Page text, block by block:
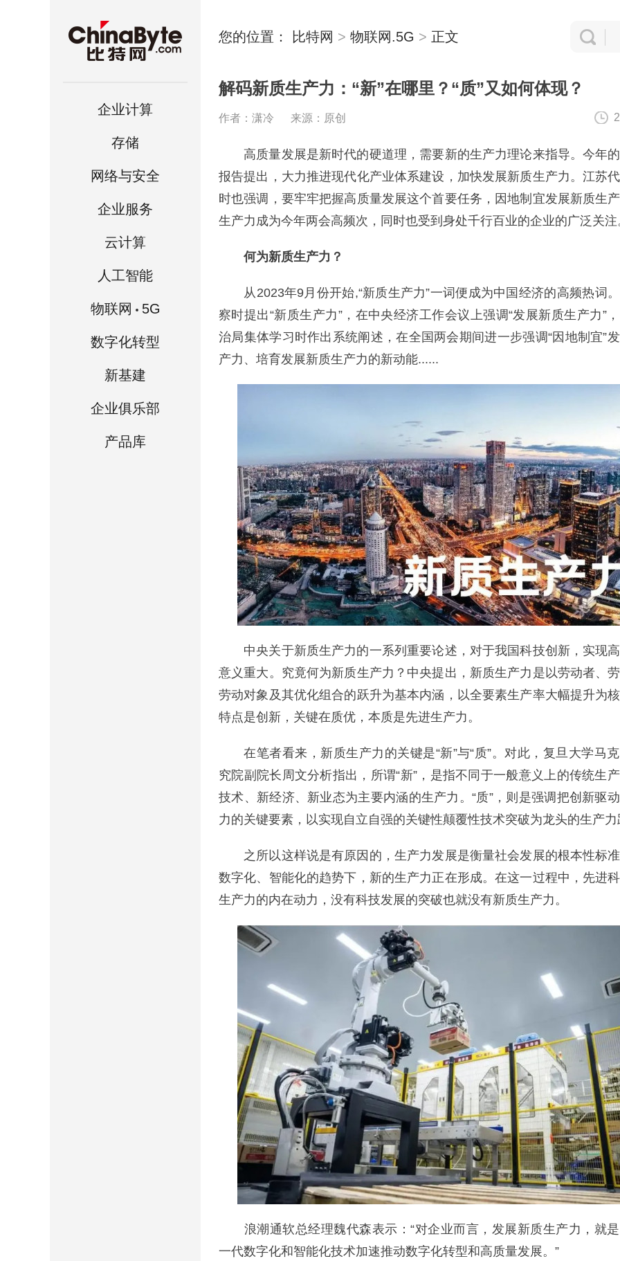
企业计算
存储
网络与安全
企业服务
云计算
人工智能
物联网 5G
数字化转型
新基建
企业俱乐部
产品库
您的位置： 比特网 > 物联网.5G > 正文
解码新质生产力：“新”在哪里？“质”又如何体现？
作者：潇冷 来源：原创
高质量发展是新时代的硬道理，需要新的生产力理论来指导。今年
报告提出，大力推进现代化产业体系建设，加快发展新质生产力。江苏
时也强调，要牢牢把握高质量发展这个首要任务，因地制宜发展新质生
生产力成为今年两会高频次，同时也受到身处千行百业的企业的广泛关注
何为新质生产力？
从2023年9月份开始,“新质生产力”一词便成为中国经济的高频热词
察时提出“新质生产力”，在中央经济工作会议上强调“发展新质生产力”
治局集体学习时作出系统阐述，在全国两会期间进一步强调“因地制宜”
产力、培育发展新质生产力的新动能......
中央关于新质生产力的一系列重要论述，对于我国科技创新，实现
意义重大。究竟何为新质生产力？中央提出，新质生产力是以劳动者、
劳动对象及其优化组合的跃升为基本内涵，以全要素生产率大幅提升为
特点是创新，关键在质优，本质是先进生产力。
在笔者看来，新质生产力的关键是“新”与“质”。对此，复旦大学马
究院副院长周文分析指出，所谓“新”，是指不同于一般意义上的传统生
技术、新经济、新业态为主要内涵的生产力。“质”，则是强调把创新驱
力的关键要素，以实现自立自强的关键性颠覆性技术突破为龙头的生产
之所以这样说是有原因的，生产力发展是衡量社会发展的根本性标
数字化、智能化的趋势下，新的生产力正在形成。在这一过程中，先进
生产力的内在动力，没有科技发展的突破也就没有新质生产力。
浪潮通软总经理魏代森表示：“对企业而言，发展新质生产力，就
一代数字化和智能化技术加速推动数字化转型和高质量发展。”